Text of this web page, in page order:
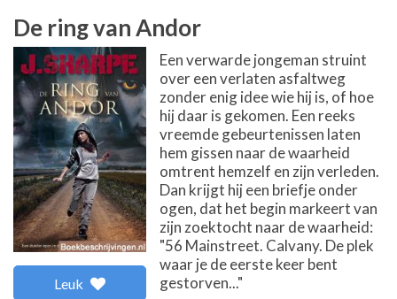
De ring van Andor
Leuk
Een verwarde jongeman struint
over een verlaten asfaltweg
zonder enig idee wie hij is, of hoe
hij daar is gekomen. Een reeks
vreemde gebeurtenissen laten
hem gissen naar de waarheid
omtrent hemzelf en zijn verleden.
Dan krijgt hij een briefje onder
ogen, dat het begin markeert van
zijn zoektocht naar de waarheid:
"56 Mainstreet. Calvany. De plek
waar je de eerste keer bent
gestorven..."